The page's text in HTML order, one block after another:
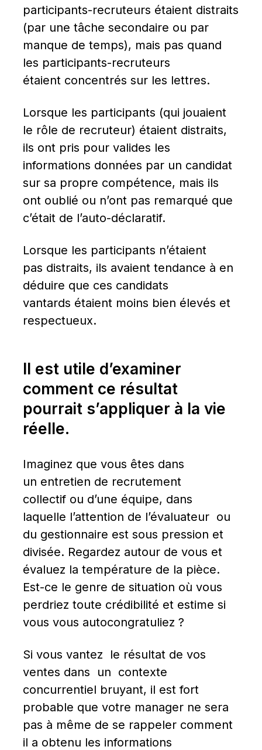
participants-recruteurs étaient distraits
(par une tâche secondaire ou par
manque de temps), mais pas quand
les participants-recruteurs
étaient concentrés sur les lettres.
Lorsque les participants (qui jouaient
le rôle de recruteur) étaient distraits,
ils ont pris pour valides les
informations données par un candidat
sur sa propre compétence, mais ils
ont oublié ou n’ont pas remarqué que
c’était de l’auto-déclaratif.
Lorsque les participants n’étaient
pas distraits, ils avaient tendance à en
déduire que ces candidats
vantards étaient moins bien élevés et
respectueux.
Il est utile d’examiner
comment ce résultat
pourrait s’appliquer à la vie
réelle.
Imaginez que vous êtes dans
un entretien de recrutement
collectif ou d’une équipe, dans
laquelle l’attention de l’évaluateur  ou
du gestionnaire est sous pression et
divisée. Regardez autour de vous et
évaluez la température de la pièce.
Est-ce le genre de situation où vous
perdriez toute crédibilité et estime si
vous vous autocongratuliez ?
Si vous vantez  le résultat de vos
ventes dans  un  contexte
concurrentiel bruyant, il est fort
probable que votre manager ne sera
pas à même de se rappeler comment
il a obtenu les informations